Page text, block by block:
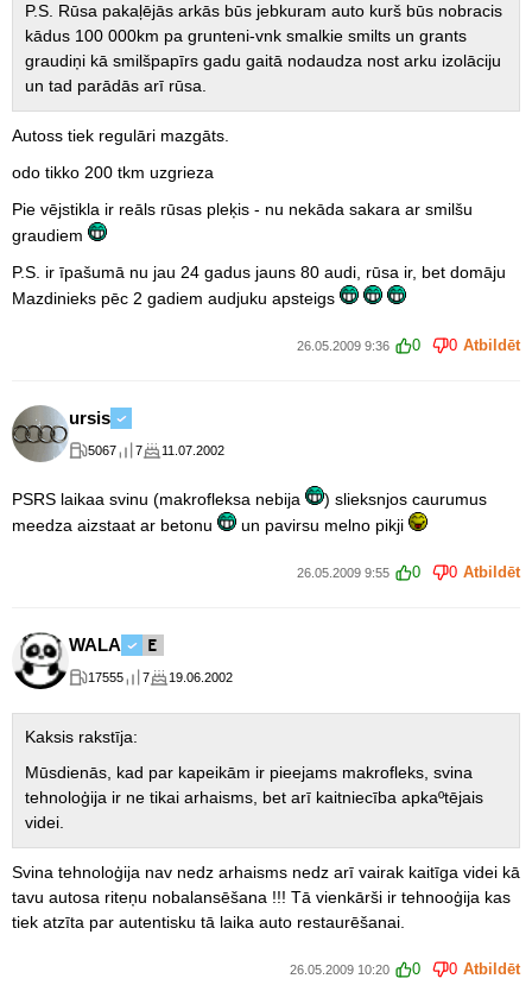
P.S. Rūsa pakaļējās arkās būs jebkuram auto kurš būs nobracis
kādus 100 000km pa grunteni-vnk smalkie smilts un grants
graudiņi kā smilšpapīrs gadu gaitā nodaudza nost arku izolāciju
un tad parādās arī rūsa.
Autoss tiek regulāri mazgāts.
odo tikko 200 tkm uzgrieza
Pie vējstikla ir reāls rūsas pleķis - nu nekāda sakara ar smilšu
graudiem
P.S. ir īpašumā nu jau 24 gadus jauns 80 audi, rūsa ir, bet domāju
Mazdinieks pēc 2 gadiem audjuku apsteigs
26.05.2009 9:36 0 0 Atbildēt
ursis
5067 7 11.07.2002
PSRS laikaa svinu (makrofleksa nebija
) slieksnjos caurumus
meedza aizstaat ar betonu
un pavirsu melno pikji
26.05.2009 9:55 0 0 Atbildēt
WALA
17555 7 19.06.2002
Kaksis rakstīja:
Mūsdienās, kad par kapeikām ir pieejams makrofleks, svina
tehnoloģija ir ne tikai arhaisms, bet arī kaitniecība apkaºtējais
videi.
Svina tehnoloģija nav nedz arhaisms nedz arī vairak kaitīga videi kā
tavu autosa riteņu nobalansēšana !!! Tā vienkārši ir tehnooģija kas
tiek atzīta par autentisku tā laika auto restaurēšanai.
26.05.2009 10:20 0 0 Atbildēt